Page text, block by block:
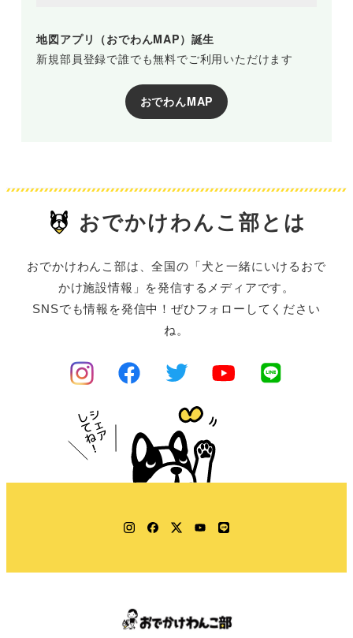
地図アプリ（おでわんMAP）誕生
新規部員登録で誰でも無料でご利用いただけます
おでわんMAP
おでかけわんこ部とは
おでかけわんこ部は、全国の「犬と一緒にいけるおで
かけ施設情報」を発信するメディアです。
SNSでも情報を発信中！ぜひフォローしてください
ね。
Instagram
Facebook
TwitterYouTube
LINE